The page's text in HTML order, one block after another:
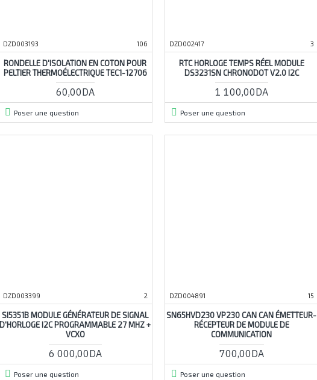
DZD003193 106
RONDELLE D'ISOLATION EN COTON POUR
PELTIER THERMOÉLECTRIQUE TEC1-12706
60,00DA
Poser une question
DZD002417 3
RTC HORLOGE TEMPS RÉEL MODULE
DS3231SN CHRONODOT V2.0 I2C
1 100,00DA
Poser une question
DZD003399 2
SI5351B MODULE GÉNÉRATEUR DE SIGNAL
D'HORLOGE I2C PROGRAMMABLE 27 MHZ +
VCXO
6 000,00DA
Poser une question
DZD004891 15
SN65HVD230 VP230 CAN CAN ÉMETTEUR-
RÉCEPTEUR DE MODULE DE
COMMUNICATION
700,00DA
Poser une question